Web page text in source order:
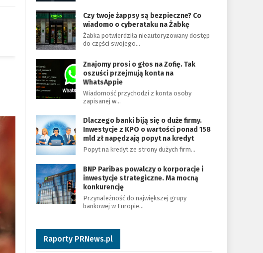
Czy twoje żappsy są bezpieczne? Co
wiadomo o cyberataku na Żabkę
Żabka potwierdziła nieautoryzowany dostęp
do części swojego…
Znajomy prosi o głos na Zofię. Tak
oszuści przejmują konta na
WhatsAppie
Wiadomość przychodzi z konta osoby
zapisanej w…
Dlaczego banki biją się o duże firmy.
Inwestycje z KPO o wartości ponad 158
mld zł napędzają popyt na kredyt
Popyt na kredyt ze strony dużych firm…
BNP Paribas powalczy o korporacje i
inwestycje strategiczne. Ma mocną
konkurencję
Przynależność do największej grupy
bankowej w Europie…
Raporty PRNews.pl